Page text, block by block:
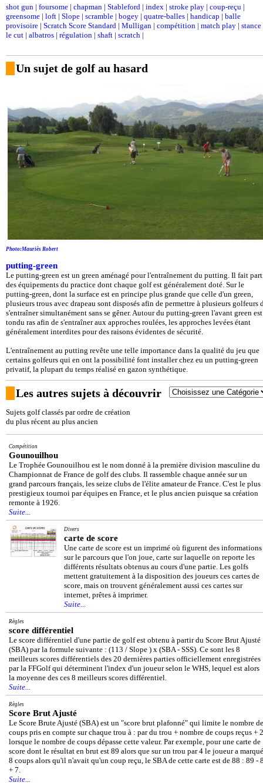
shot gun | foursome | chapman | Stableford | index | stroke play | coup-reçu |
greensome | loft | Slope | scramble | bogey | quatre-balles | handicap | balle
provisoire | Scratch Score Standard | Mulligan | compétition | match play | stance
le cut | albatros | régulation | shaft | scratch |
Un sujet de golf au hasard
Photo:Mauriès Robert
putting-green
Le putting-green est un green aménagé pour l'entraînement du putting. Il fait
des équipements du practice dont chaque golf est généralement doté. Sur le
putting-green, dont la surface est en principe plus grande que celle d'un green,
plusieurs trous avec drapeau sont disposés afin de permettre à plusieurs golfeurs
s'entraîner simultanément sans se gêner. Autour du putting-green l'avant green est
tondu ras afin de s'entraîner aux approches roulées, les approches levées étant
généralement interdites pour des raisons évidentes de sécurité.
L'entraînement au putting revête une telle importance dans la qualité du jeu que
certains golfeurs qui en ont la possibilité font installer chez eu un putting-green
privatif, la plupart du temps réalisé en gazon synthétique.
Les autres sujets à découvrir
Sujets golf classés par ordre de création
du plus récent au plus ancien
Compétition
Gounouilhou
Le Trophée Gounouilhou est le nom donné à la première division masculine du
Championnat de France de golf des clubs. Il rassemble chaque année sur un
grand parcours français, les seize clubs de l'élite amateur de France. C'est le plus
prestigieux tournoi par équipes en France, et le plus ancien puisque sa création
remonte à 1926.
Suite...
Divers
carte de score
Une carte de score est un imprimé où figurent des informations
sur le parcours que l'on joue, carte sur laquelle on reporte les
différents résultats obtenus au cours d'une partie. Les golfs
mettent gratuitement à la disposition des joueurs ces cartes de
score, mais on trouvent généralement aussi ces cartes sur
internet, prêtes à imprimer.
Suite...
Règles
score différentiel
Le score différentiel d'une partie de golf est obtenu à partir du Score Brut Ajusté
(SBA) par la formule suivante : (113 / Slope ) x (SBA - SSS). Ce sont les 8
meilleurs scores différentiels des 20 dernières parties officiellement enregistrées
par la FFGolf qui déterminent l'index d'un joueur selon le WHS, lequel est alors
la moyenne des ces 8 meilleurs scores différentiel.
Suite...
Règles
Score Brut Ajusté
Le Score Brute Ajusté (SBA) est un "score brut plafonné" qui limite le nombre de
coups pris en compte sur chaque trou à : par du trou + nombre de coups reçus + 2
lorsque le nombre de coups dépasse cette valeur. Par exemple, pour une carte de
score dont le résultat en brut est 89 alors que sur un trou par 4 le joueur a marqué
8 coups alors qu'il n'avait qu'un coup reçu, le SBA de cette carte est de 88 : 89 -
+ 7.
Suite...